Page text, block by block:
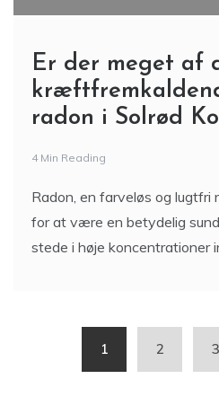
Er der meget af
radon i Solrød
4 Min Reading
Radon, en farveløs og lugtfri
for at være en betydelig
stede i høje koncentrationer
1 2 3